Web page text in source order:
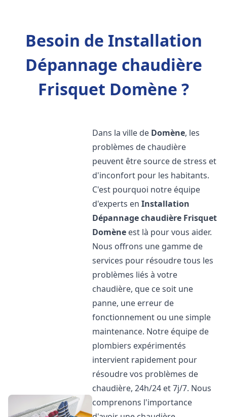
Besoin de Installation
Dépannage chaudière
Frisquet Domène ?
Dans la ville de Domène, les
problèmes de chaudière
peuvent être source de stress et
d'inconfort pour les habitants.
C'est pourquoi notre équipe
d'experts enInstallation
Dépannage chaudière Frisquet
Domène est là pour vous aider.
Nous offrons une gamme de
services pour résoudre tous les
problèmes liés à votre
chaudière, que ce soit une
panne, une erreur de
fonctionnement ou une simple
maintenance. Notre équipe de
plombiers expérimentés
intervient rapidement pour
résoudre vos problèmes de
chaudière, 24h/24 et 7j/7. Nous
comprenons l'importance